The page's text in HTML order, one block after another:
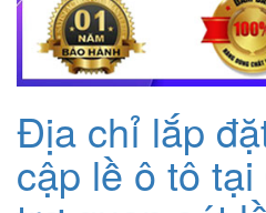
Địa chỉ lắp
cập lề ô tô